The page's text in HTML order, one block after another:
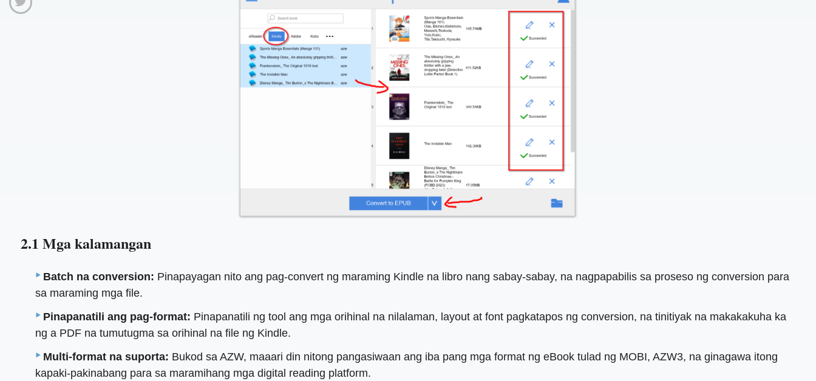
2.1 Mga kalamangan
Batch na conversion: Pinapayagan nito ang pag-convert ng maraming Kindle na libro nang sabay-sabay, na nagpapabilis sa proseso ng conversion para
sa maraming mga file.
Pinapanatili ang pag-format: Pinapanatili ng tool ang mga orihinal na nilalaman, layout at font pagkatapos ng conversion, na tinitiyak na makakakuha ka
ng a PDF na tumutugma sa orihinal na file ng Kindle.
Multi-format na suporta: Bukod sa AZW, maaari din nitong pangasiwaan ang iba pang mga format ng eBook tulad ng MOBI, AZW3, na ginagawa itong
kapaki-pakinabang para sa maramihang mga digital reading platform.